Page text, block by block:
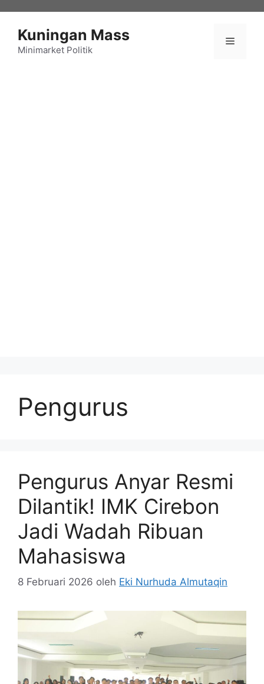
Kuningan Mass
Minimarket Politik
Menu
Pengurus
Pengurus Anyar Resmi
Dilantik! IMK Cirebon
Jadi Wadah Ribuan
Mahasiswa
8 Februari 2026 oleh Eki Nurhuda Almutaqin